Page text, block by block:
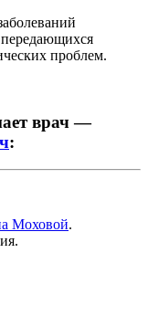
проблем.
врач —
:
Моховой.
.